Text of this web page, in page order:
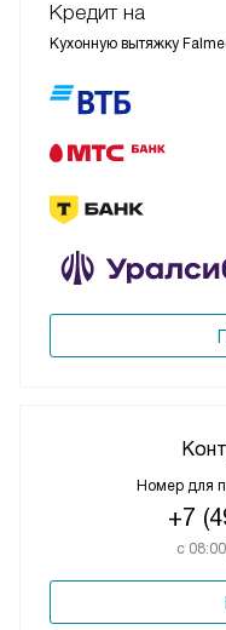
Кредит на
Кухонную вытяжку
Номер для
+7
с